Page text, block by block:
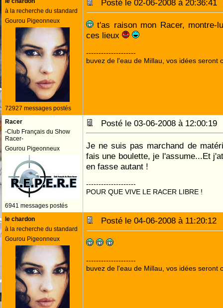
à la recherche du standard
Gourou Pigeonneux
72927 messages postés
Posté le 02-06-2008 à
t'as raison mon Racer, montre-
ces lieux
--------------------
buvez de l'eau de Millau, vos idées seront
Racer
-Club Français du Show
Racer-
Gourou Pigeonneux
6941 messages postés
Posté le 03-06-2008 à
Je ne suis pas marchand de
fais une boulette, je l'assume...Et
en fasse autant !
--------------------
POUR QUE VIVE LE RACER LIBRE !
le chardon
à la recherche du standard
Gourou Pigeonneux
Posté le 04-06-2008 à
--------------------
buvez de l'eau de Millau, vos idées seront